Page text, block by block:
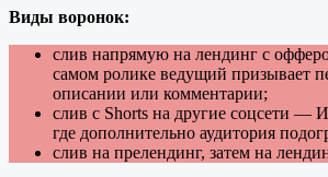
Виды воронок:
слив напрямую на лендинг с
самом ролике ведущий призывает
описании или комментарии;
слив с Shorts на другие соцсети —
где дополнительно аудитория
слив на прелендинг, затем на